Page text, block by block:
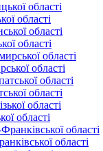
області
області
області
області
області
області